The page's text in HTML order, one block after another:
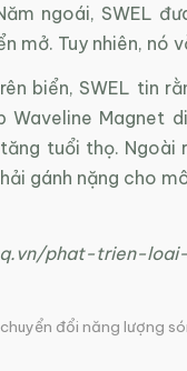
ngoái, SWEL
mở. Tuy nhiên, nó
biển, SWEL tin
Waveline Magnet
tăng tuổi thọ.
gánh nặng cho
phat-trien-
đổi năng lượng